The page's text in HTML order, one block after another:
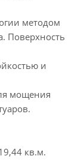
методом
Поверхность
и
мощения
кв.м.